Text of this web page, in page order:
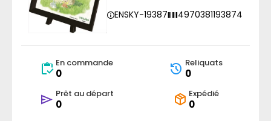
ENSKY-19387
4970381193874
En commande
0
Reliquats
0
Prêt au départ
0
Expédié
0